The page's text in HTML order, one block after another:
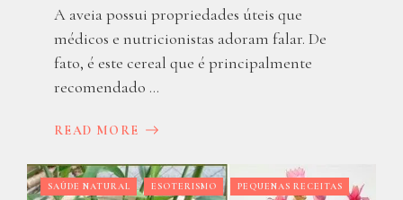
A aveia possui propriedades úteis que
médicos e nutricionistas adoram falar. De
fato, é este cereal que é principalmente
recomendado ...
READ MORE
SAÚDE NATURAL ESOTERISMO PEQUENAS RECEITAS